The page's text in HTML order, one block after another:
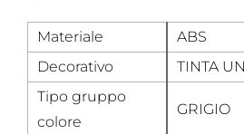
Materiale
ABS
Decorativo
TINTA
Tipo gruppo
colore
GRIGIO